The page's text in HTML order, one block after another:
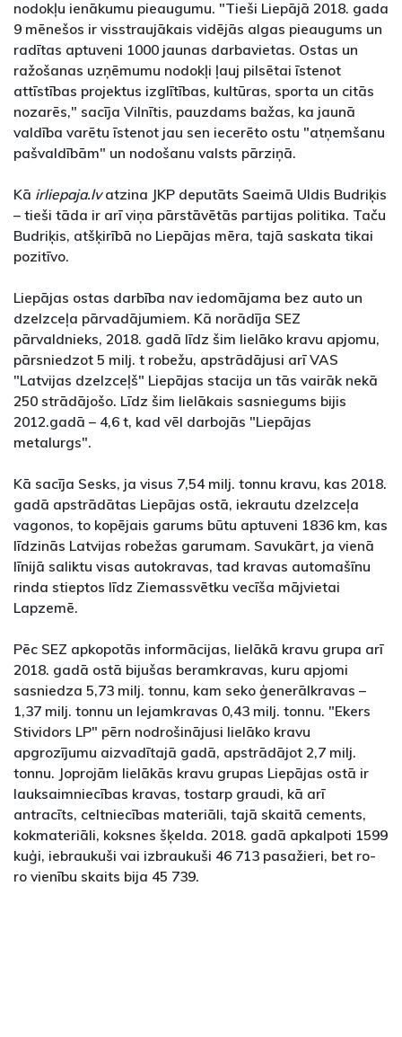
nodokļu ienākumu pieaugumu. "Tieši Liepājā 2018. gada
9 mēnešos ir visstraujākais vidējās algas pieaugums un
radītas aptuveni 1000 jaunas darbavietas. Ostas un
ražošanas uzņēmumu nodokļi ļauj pilsētai īstenot
attīstības projektus izglītības, kultūras, sporta un citās
nozarēs," sacīja Vilnītis, pauzdams bažas, ka jaunā
valdība varētu īstenot jau sen iecerēto ostu "atņemšanu
pašvaldībām" un nodošanu valsts pārziņā.
Kā irliepaja.lvatzina JKP deputāts Saeimā Uldis Budriķis
– tieši tāda ir arī viņa pārstāvētās partijas politika. Taču
Budriķis, atšķirībā no Liepājas mēra, tajā saskata tikai
pozitīvo.
Liepājas ostas darbība nav iedomājama bez auto un
dzelzceļa pārvadājumiem. Kā norādīja SEZ
pārvaldnieks, 2018. gadā līdz šim lielāko kravu apjomu,
pārsniedzot 5 milj. t robežu, apstrādājusi arī VAS
"Latvijas dzelzceļš" Liepājas stacija un tās vairāk nekā
250 strādājošo. Līdz šim lielākais sasniegums bijis
2012.gadā – 4,6 t, kad vēl darbojās "Liepājas
metalurgs".
Kā sacīja Sesks, ja visus 7,54 milj. tonnu kravu, kas 2018.
gadā apstrādātas Liepājas ostā, iekrautu dzelzceļa
vagonos, to kopējais garums būtu aptuveni 1836 km, kas
līdzinās Latvijas robežas garumam. Savukārt, ja vienā
līnijā saliktu visas autokravas, tad kravas automašīnu
rinda stieptos līdz Ziemassvētku vecīša mājvietai
Lapzemē.
Pēc SEZ apkopotās informācijas, lielākā kravu grupa arī
2018. gadā ostā bijušas beramkravas, kuru apjomi
sasniedza 5,73 milj. tonnu, kam seko ģenerālkravas –
1,37 milj. tonnu un lejamkravas 0,43 milj. tonnu. "Ekers
Stividors LP" pērn nodrošinājusi lielāko kravu
apgrozījumu aizvadītajā gadā, apstrādājot 2,7 milj.
tonnu. Joprojām lielākās kravu grupas Liepājas ostā ir
lauksaimniecības kravas, tostarp graudi, kā arī
antracīts, celtniecības materiāli, tajā skaitā cements,
kokmateriāli, koksnes šķelda. 2018. gadā apkalpoti 1599
kuģi, iebraukuši vai izbraukuši 46 713 pasažieri, bet ro-
ro vienību skaits bija 45 739.